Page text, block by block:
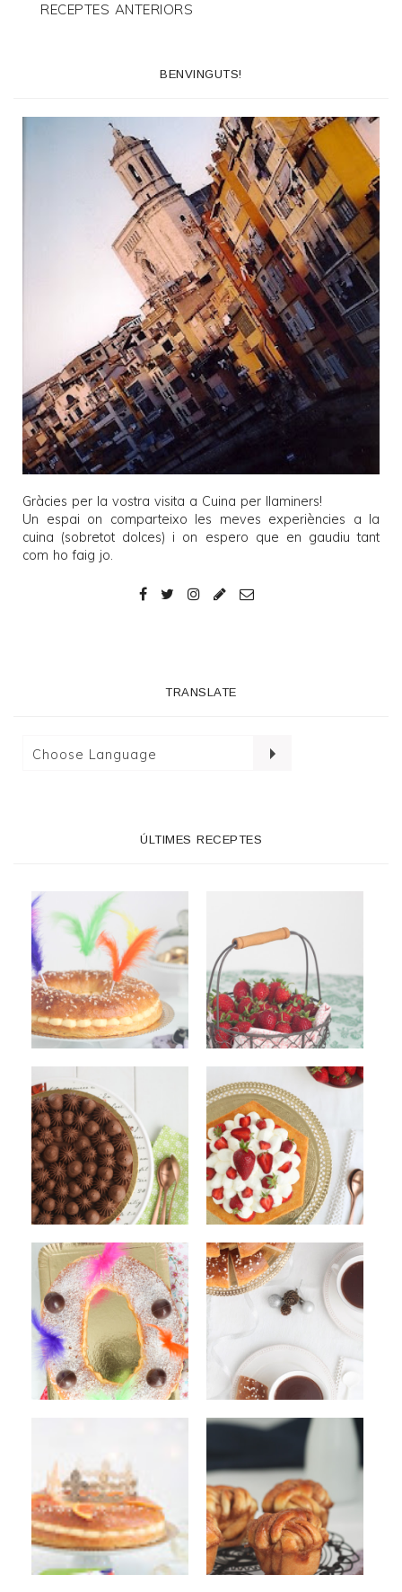
RECEPTES ANTERIORS
BENVINGUTS!
Gràcies per la vostra visita a Cuina per llaminers!
Un espai on comparteixo les meves experiències a la
cuina (sobretot dolces) i on espero que en gaudiu tant
com ho faig jo.
TRANSLATE
ÚLTIMES RECEPTES